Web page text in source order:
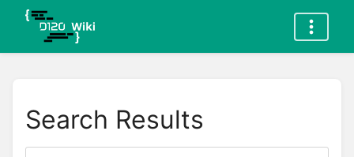
Search Results